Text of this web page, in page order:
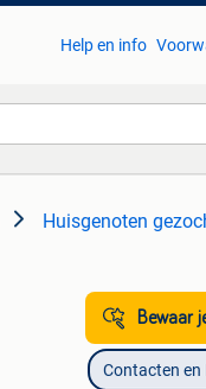
Help en info
Huisgenoten
Bewaar
Contacten en